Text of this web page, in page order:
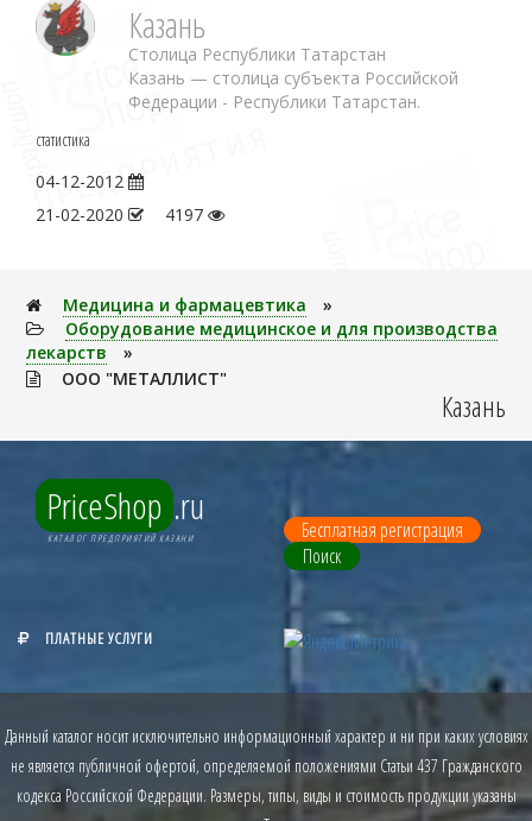
Казань
Столица Республики Татарстан
Казань — столица субъекта Российской
Федерации - Республики Татарстан.
статистика
04-12-2012
21-02-2020
4197
Медицина и фармацевтика
»
Оборудование медицинское и для производства
лекарств
»
ООО "МЕТАЛЛИСТ"
Казань
PriceShop .ru
КАТАЛОГ ПРЕДПРИЯТИЙ КАЗАНИ
Бесплатная регистрация
Поиск
ПЛАТНЫЕ УСЛУГИ
Данный каталог носит исключительно информационный характер и ни при каких условиях
не является публичной офертой, определяемой положениями Статьи 437 Гражданского
кодекса Российской Федерации. Размеры, типы, виды и стоимость продукции указаны